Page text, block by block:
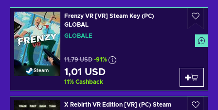
Steam
Frenzy VR [VR] Steam Key (PC)
GLOBAL
GLOBALE
11,79 USD -91%
1,01 USD
11% Cashback
X Rebirth VR Edition [VR] (PC) Steam